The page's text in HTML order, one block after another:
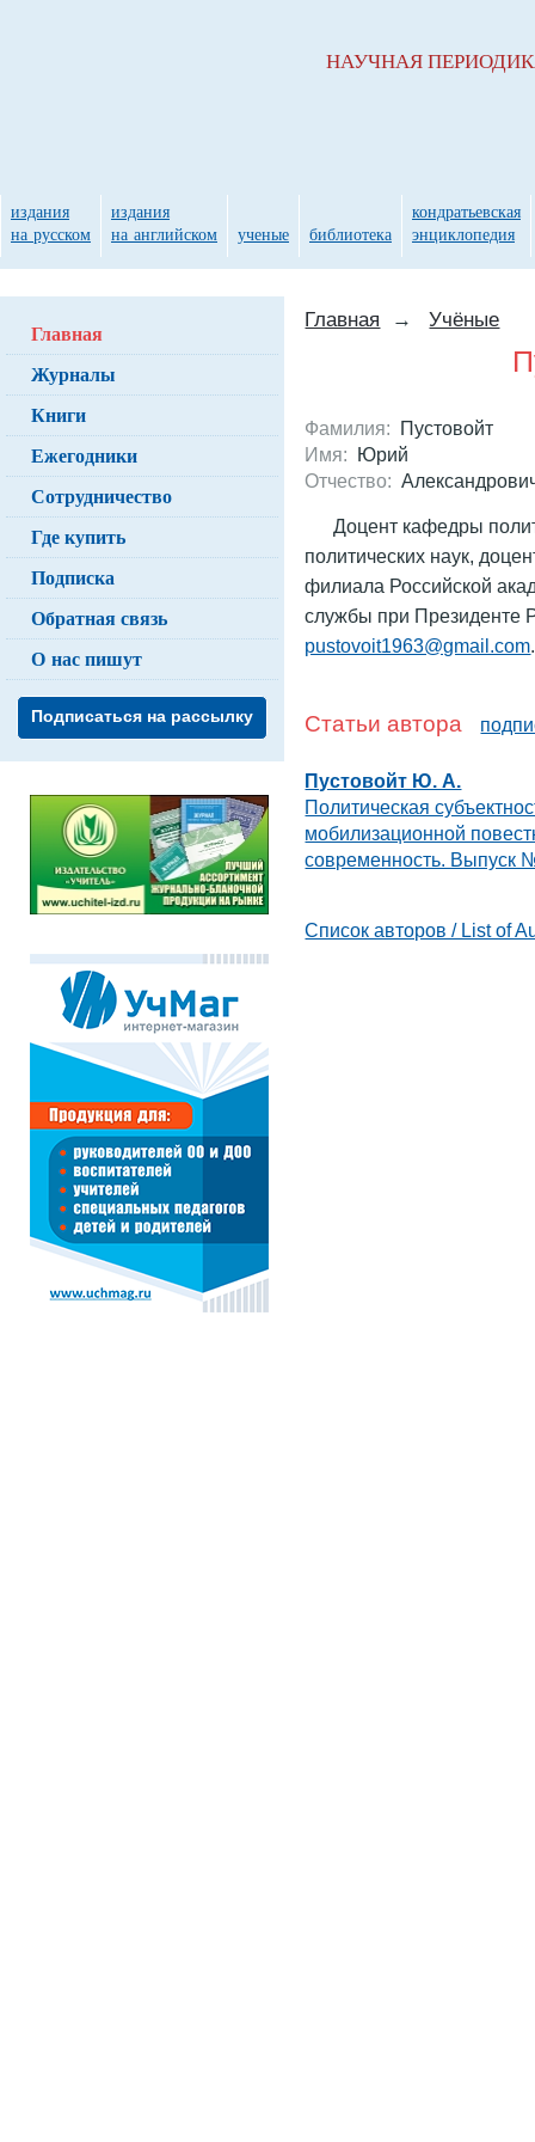
Главная → Учёные
Фамилия: Пустовойт
Имя: Юрий
Отчество:
Доцент кафедры
политических наук,
филиала Российской
службы при Президенте
pustovoit1963@gmail.com.
Статьи автора
Пустовойт Ю. А.
Политическая
мобилизационной
современность. Выпуск
Список авторов / List of
Главная
Журналы
Книги
Ежегодники
Сотрудничество
Где купить
Подписка
Обратная связь
О нас пишут
Подписаться на рассылку
НАУЧНАЯ
издания
на русском
издания
на английском
ученые библиотека
кондратьевская
энциклопедия